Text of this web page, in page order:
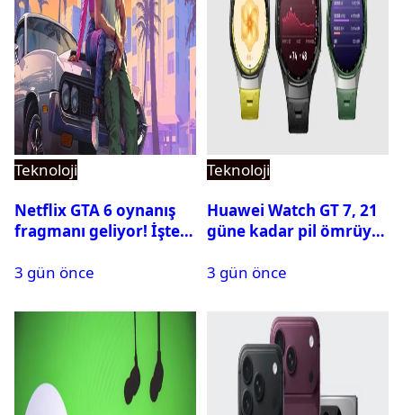
Teknoloji
Netflix GTA 6 oynanış
fragmanı geliyor! İşte
3 gün önce
Teknoloji
Huawei Watch GT 7, 21
güne kadar pil ömrüyle
3 gün önce